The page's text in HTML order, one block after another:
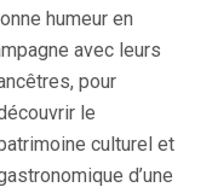
humeur en
avec leurs
pour
le
culturel et
d’une